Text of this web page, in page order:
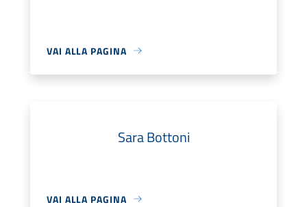
VAI ALLA PAGINA
Sara Bottoni
VAI ALLA PAGINA